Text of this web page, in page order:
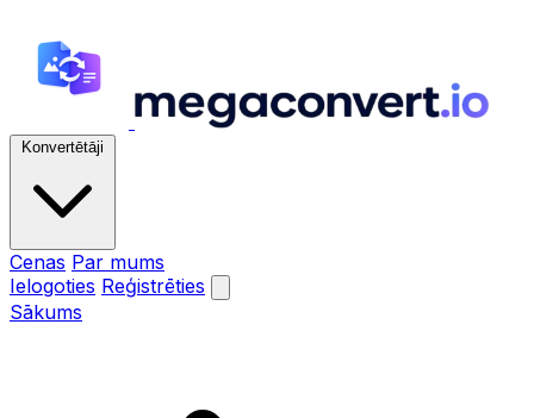
Konvertētāji
Cenas Par mums
Ielogoties Reģistrēties
Sākums